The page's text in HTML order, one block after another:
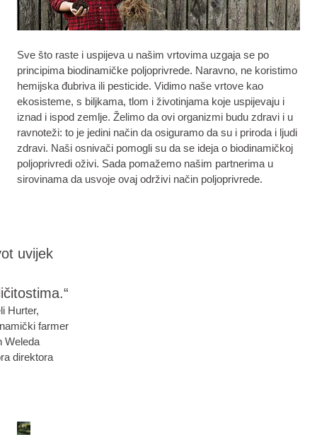
Sve što raste i uspijeva u našim vrtovima uzgaja se po
principima biodinamičke poljoprivrede. Naravno, ne koristimo
hemijska đubriva ili pesticide. Vidimo naše vrtove kao
ekosisteme, s biljkama, tlom i životinjama koje uspijevaju i
iznad i ispod zemlje. Želimo da ovi organizmi budu zdravi i u
ravnoteži: to je jedini način da osiguramo da su i priroda i ljudi
zdravi. Naši osnivači pomogli su da se ideja o biodinamičkoj
poljoprivredi oživi. Sada pomažemo našim partnerima u
sirovinama da usvoje ovaj održivi način poljoprivrede.
uvijek
Hurter,
farmer
Weleda
direktora